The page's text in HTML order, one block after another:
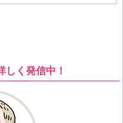
しく発信中！